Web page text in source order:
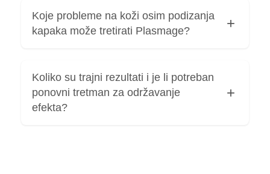
veličini tretiranog područja. Oporavak je
potpuno bezbolan, oteklina traje 2-3 dana, a
Koje probleme na koži osim podizanja
kapaka može tretirati Plasmage?
izraslina, strija, pigmentacija i bora.
Koliko su trajni rezultati i je li potreban
ponovni tretman za održavanje
efekta?